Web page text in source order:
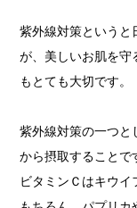
紫外線対策というと
が、美しいお肌を守
もとても大切です。
紫外線対策の一つと
から摂取することで
ビタミンＣはキウ